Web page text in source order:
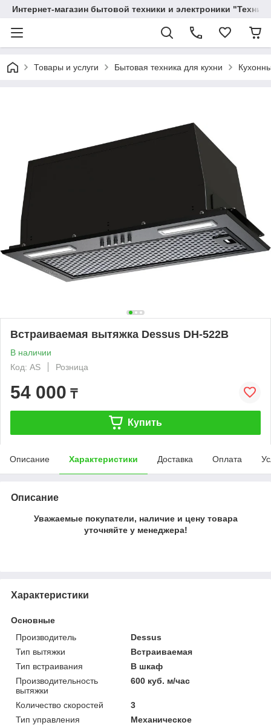
Интернет-магазин бытовой техники и электроники
Товары и услуги Бытовая техника для кухни
Встраиваемая вытяжка Dessus DH-522B
В наличии
Код: AS
Розница
54 000 ₸
Купить
Описание Характеристики Доставка Оплата
Описание
Уважаемые покупатели, наличие и цену товара
уточняйте у менеджера!
Характеристики
Основные
Производитель
Dessus
Тип вытяжки
Встраиваемая
Тип встраивания
В шкаф
Производительность
вытяжки
600 куб. м/час
Количество скоростей
3
Тип управления
Механическое